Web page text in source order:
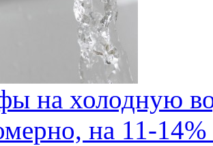
на холодную
на 11-14%